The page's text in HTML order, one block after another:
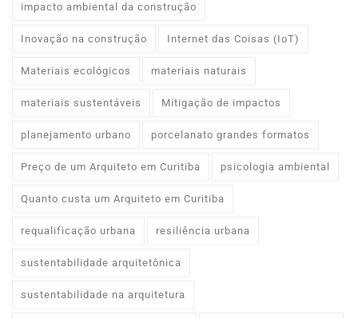
impacto ambiental da construção
Inovação na construção Internet das Coisas (IoT)
Materiais ecológicos materiais naturais
materiais sustentáveis Mitigação de impactos
planejamento urbano porcelanato grandes formatos
Preço de um Arquiteto em Curitiba psicologia ambiental
Quanto custa um Arquiteto em Curitiba
requalificação urbana resiliência urbana
sustentabilidade arquitetônica
sustentabilidade na arquitetura